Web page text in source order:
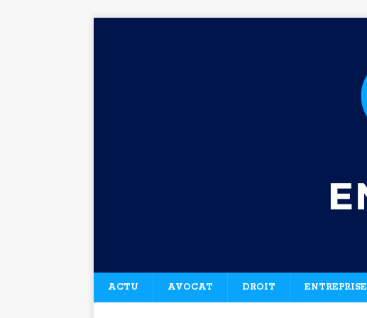
ACTU AVOCAT DROIT ENTREPRISE